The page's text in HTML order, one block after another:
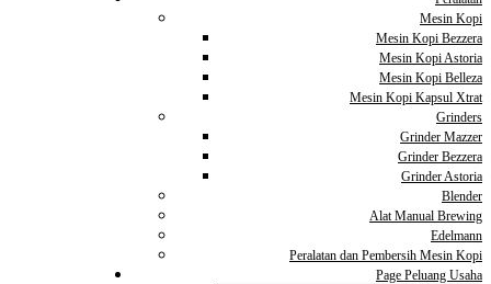
Mesin Kopi
Mesin Kopi Bezzera
Mesin Kopi Astoria
Mesin Kopi Belleza
Mesin Kopi Kapsul Xtrat
Grinders
Grinder Mazzer
Grinder Bezzera
Grinder Astoria
Blender
Alat Manual Brewing
Edelmann
Peralatan dan Pembersih Mesin Kopi
Page Peluang Usaha